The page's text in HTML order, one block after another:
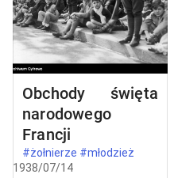
Obchody święta
narodowego
Francji
#żołnierze #młodzież
1938/07/14